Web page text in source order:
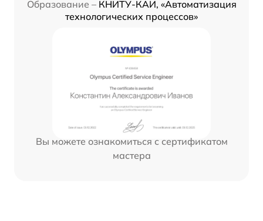
Образование – КНИТУ-КАИ, «Автоматизация
технологических процессов»
Вы можете ознакомиться с сертификатом
мастера